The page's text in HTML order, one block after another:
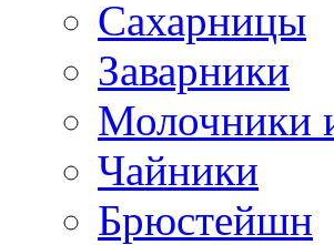
Сахарницы
Заварники
Молочники
Чайники
Брюстейшн